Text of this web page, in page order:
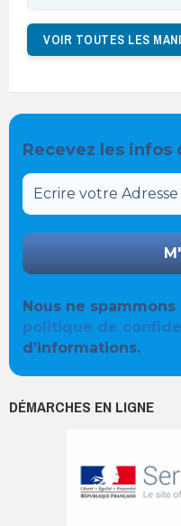
VOIR TOUTES LES
Recevez les infos
Nous ne
politique de
d’informations.
DÉMARCHES EN LIGNE